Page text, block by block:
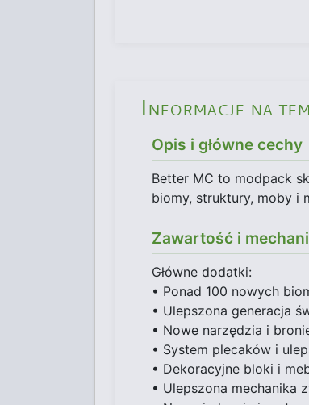
Informacje na
Opis i główne cechy
Better MC to modpack
biomy, struktury, moby i
Zawartość i
Główne dodatki:
• Ponad 100 nowych
• Ulepszona generacja
• Nowe narzędzia i
• System plecaków i
• Dekoracyjne bloki i
• Ulepszona mechanika